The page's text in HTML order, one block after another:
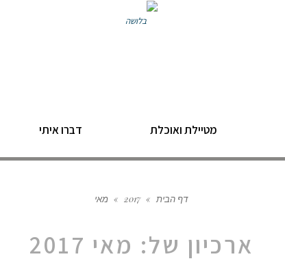
מטיילת ואוכלת דברו איתי
דף הבית »
2017
» מאי
ארכיון של: מאי 2017